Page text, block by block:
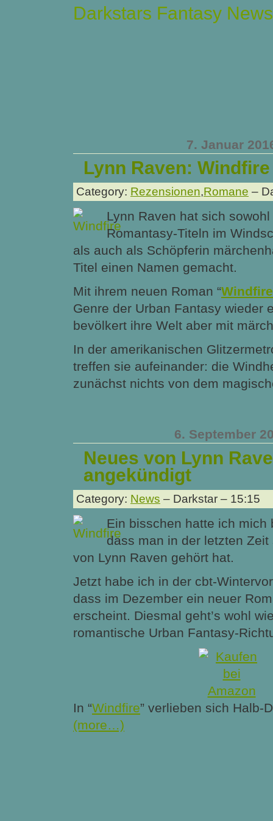
Darkstars Fantasy News
7. Januar
Lynn Raven: Windfire
Category: Rezensionen,Romane –
Lynn Raven hat sich
Romantasy-Titeln im
als auch als Schöpferin
Titel einen Namen gemacht.
Mit ihrem neuen Roman “Windfire
Genre der Urban Fantasy wieder
bevölkert ihre Welt aber mit
In der amerikanischen
treffen sie aufeinander: die
zunächst nichts von dem
6. September
Neues von Lynn
angekündigt
Category: News – Darkstar – 15:15
Ein bisschen hatte ich mich
dass man in der letzten
von Lynn Raven gehört hat.
Jetzt habe ich in der cbt-
dass im Dezember ein neuer
erscheint. Diesmal geht’s wohl
romantische Urban Fantasy-
In “Windfire” verlieben sich Halb-
(more…)